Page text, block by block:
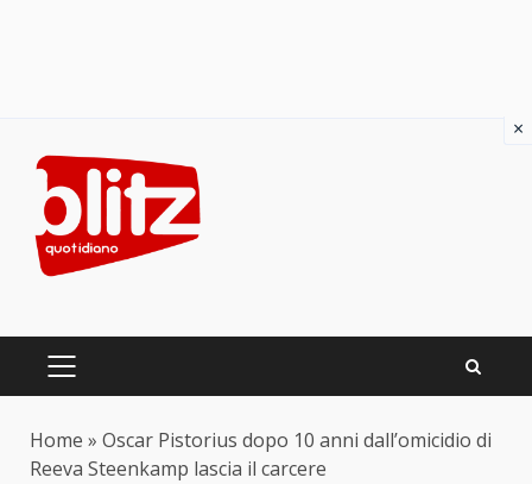
content
PRIMARY
Home » Oscar Pistorius dopo 10 anni dall’omicidio di
Reeva Steenkamp lascia il carcere
×